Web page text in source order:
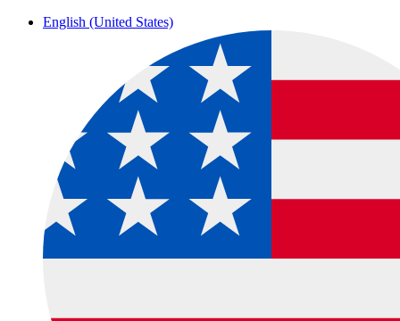
English (United States)